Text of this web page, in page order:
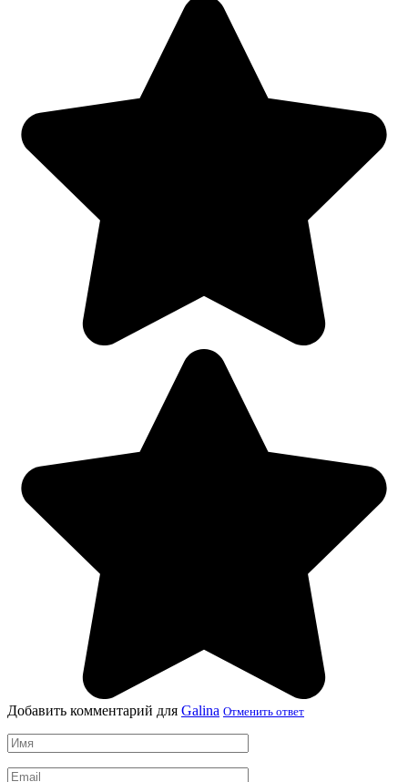
Добавить комментарий для Galina Отменить ответ
Имя
*
Email